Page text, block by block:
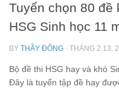
Tuyển chọn 80 đề
HSG Sinh học 11
BY THẦY ĐÔNG · THÁNG 2 13,
Bộ đề thi HSG hay và khó
Đây là tuyển tập đề hay